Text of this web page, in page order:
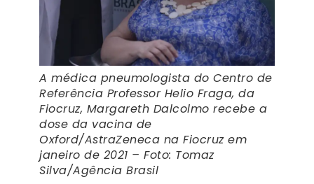
A médica pneumologista do Centro de
Referência Professor Helio Fraga, da
Fiocruz, Margareth Dalcolmo recebe a
dose da vacina de
Oxford/AstraZeneca na Fiocruz em
janeiro de 2021 – Foto: Tomaz
Silva/Agência Brasil